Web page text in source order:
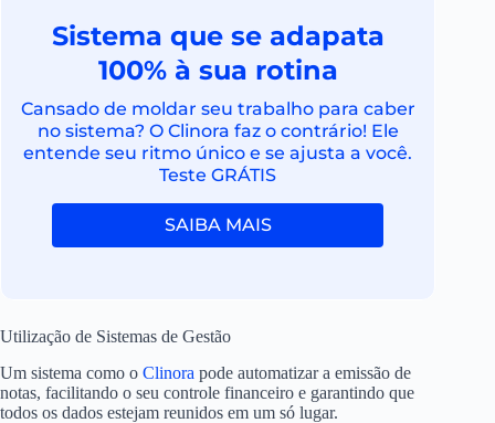
Sistema que se adapata
100% à sua rotina
Cansado de moldar seu trabalho para caber
no sistema? O Clinora faz o contrário! Ele
entende seu ritmo único e se ajusta a você.
Teste GRÁTIS
SAIBA MAIS
Utilização de Sistemas de Gestão
Um sistema como o Clinora pode automatizar a emissão de
notas, facilitando o seu controle financeiro e garantindo que
todos os dados estejam reunidos em um só lugar.